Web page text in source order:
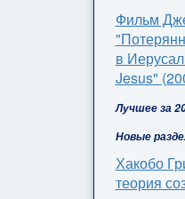
Фильм
в
Jesus"
Лучшее за
Новые
Хакобо
теория